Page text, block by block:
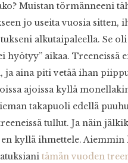
Muistan törmänneeni
jo useita vuosia sitten,
alkutaipaleella. Se
hyötyy” aikaa. Treeneissä
ja aina piti vetää ihan
ajoissa kyllä
takapuoli edellä
tullut. Ja näin
en kyllä ihmettele.
tämän vuoden